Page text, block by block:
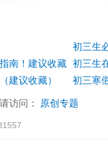
初三生
南！建议收藏 初三生
建议收藏）
初三寒
访问： 原创专题